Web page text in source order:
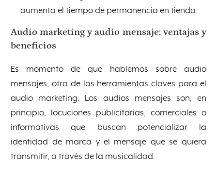
aumenta el tiempo de permanencia en tienda.
Audio marketing y audio mensaje: ventajas y
beneficios
Es momento de que hablemos sobre audio
mensajes, otra de las herramientas claves para el
audio marketing. Los audios mensajes son, en
principio, locuciones publicitarias, comerciales o
informativas que buscan potencializar la
identidad de marca y el mensaje que se quiera
transmitir, a través de la musicalidad.